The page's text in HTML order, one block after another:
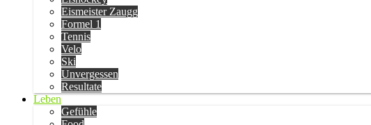
Eismeister Zaugg
Formel 1
Tennis
Velo
Ski
Unvergessen
Resultate
Leben
Gefühle